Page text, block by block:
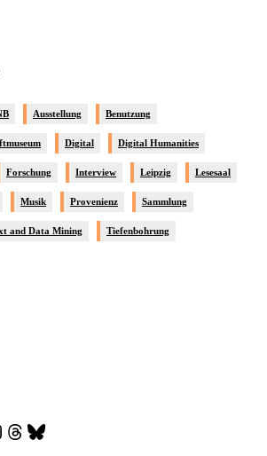
Ausstellung Benutzung
Digital Digital Humanities
Forschung Interview Leipzig Lesesaal
Musik Provenienz Sammlung
and Data Mining Tiefenbohrung
Threads Bluesky